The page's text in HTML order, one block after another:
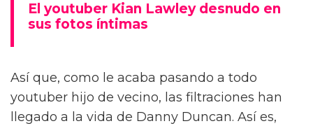
El youtuber Kian Lawley desnudo en
sus fotos íntimas
Así que, como le acaba pasando a todo
youtuber hijo de vecino, las filtraciones han
llegado a la vida de Danny Duncan. Así es,